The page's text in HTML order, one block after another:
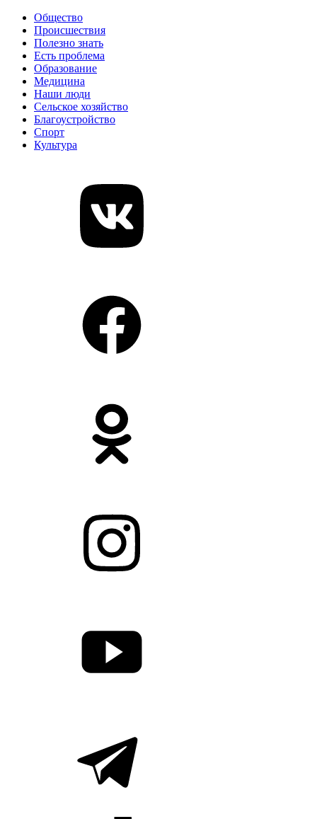
Общество
Происшествия
Полезно знать
Есть проблема
Образование
Медицина
Наши люди
Сельское хозяйство
Благоустройство
Спорт
Культура